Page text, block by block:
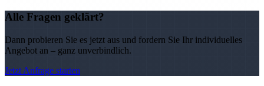
Alle Fragen geklärt?
Dann probieren Sie es jetzt aus und fordern Sie Ihr individuelles
Angebot an – ganz unverbindlich.
Jetzt Anfrage starten